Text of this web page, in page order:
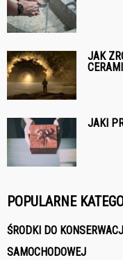
JAK
JAKI
POPULARNE
ŚRODKI DO
SAMOCHODOWEJ